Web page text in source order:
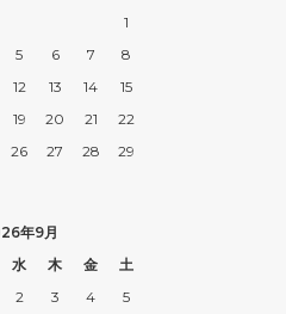
1
5 6 7
8
12 13 14
15
19 20 21
22
26 27 28
29
年9月
水 木 金
土
2 3 4
5